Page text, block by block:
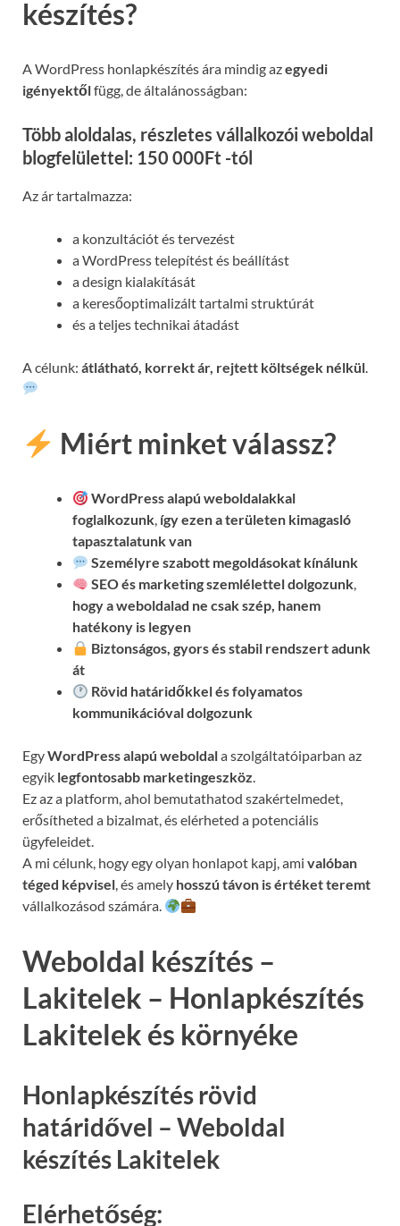
készítés?
A WordPress honlapkészítés ára mindig azegyedi
igényektőlfügg, de általánosságban:
Több aloldalas, részletes vállalkozói weboldal
blogfelülettel: 150 000Ft -tól
Az ár tartalmazza:
a konzultációt és tervezést
a WordPress telepítést és beállítást
a design kialakítását
a keresőoptimalizált tartalmi struktúrát
és a teljes technikai átadást
A célunk: átlátható, korrekt ár, rejtett költségek nélkül
Miért minket válassz?
WordPress alapú weboldalakkal
foglalkozunk, így ezen a területen kimagasló
tapasztalatunk van
Személyre szabott megoldásokat kínálunk
SEO és marketing szemlélettel dolgozunk,
hogy a weboldalad ne csak szép, hanem
hatékony is legyen
Biztonságos, gyors és stabil rendszert adunk
át
Rövid határidőkkel és folyamatos
kommunikációvaldolgozunk
EgyWordPress alapú weboldala szolgáltatóiparban az
egyik legfontosabb marketingeszköz.
Ez az a platform, ahol bemutathatod szakértelmedet,
erősítheted a bizalmat, és elérheted a potenciális
ügyfeleidet.
A mi célunk, hogy egy olyan honlapot kapj, ami valóban
téged képvisel, és amely hosszú távon is értéket teremt
vállalkozásod számára.
Weboldal készítés –
Lakitelek – Honlapkészítés
Lakitelek és környéke
Honlapkészítés rövid
határidővel – Weboldal
készítés Lakitelek
Elérhetőség: